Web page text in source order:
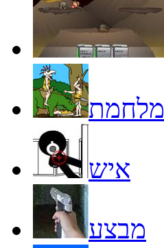
מלחמת
איש
מבצע